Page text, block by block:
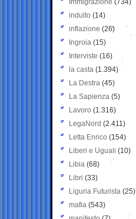
Immigrazione (734)
indulto (14)
inflazione (26)
Ingroia (15)
Interviste (16)
la casta (1.394)
La Destra (45)
La Sapienza (5)
Lavoro (1.316)
LegaNord (2.411)
Letta Enrico (154)
Liberi e Uguali (10)
Libia (68)
Libri (33)
Liguria Futurista (25)
mafia (543)